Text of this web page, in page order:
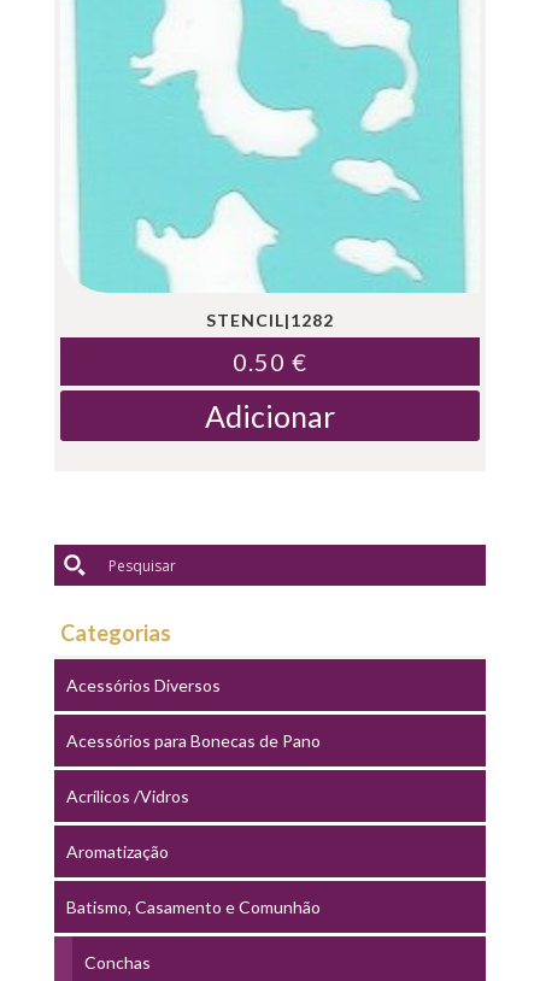
STENCIL|1282
0.50 €
Adicionar
Categorias
Acessórios Diversos
Acessórios para Bonecas de Pano
Acrílicos /Vidros
Aromatização
Batismo, Casamento e Comunhão
Conchas